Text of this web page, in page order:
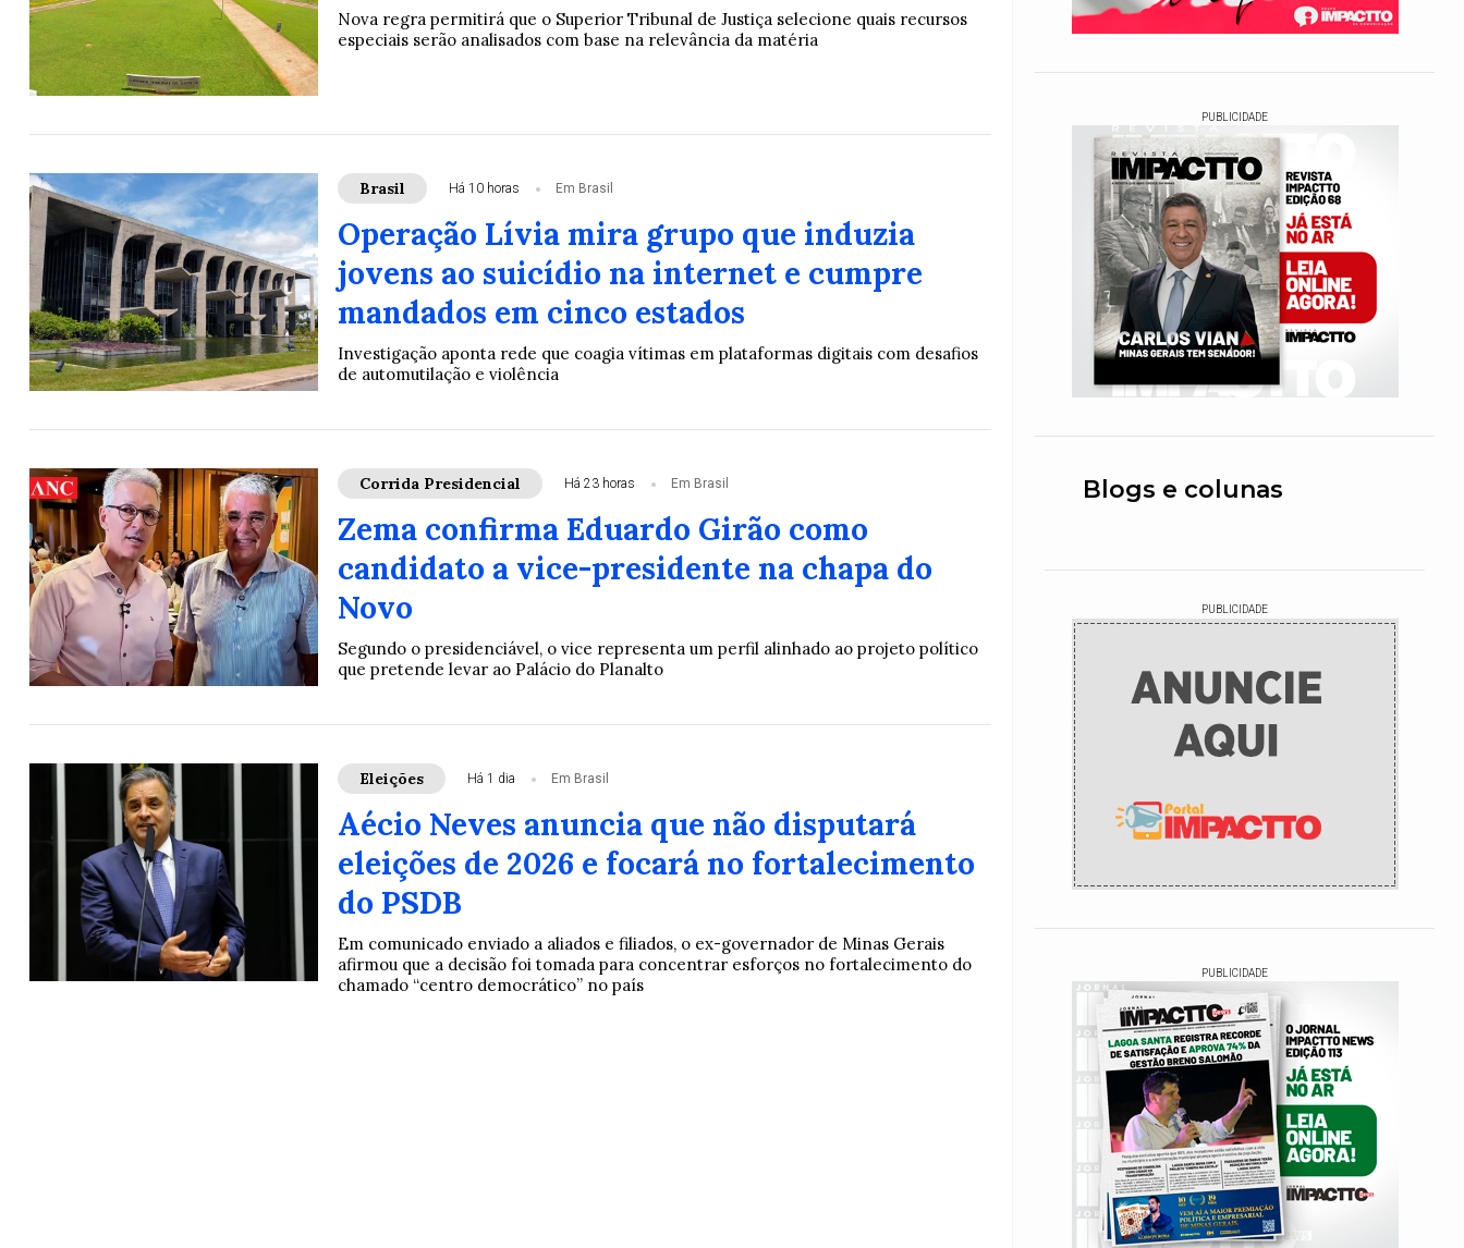
Nova regra permitirá que o Superior Tribunal de Justiça selecione quais recursos
especiais serão analisados com base na relevância da matéria
Brasil Há 10 horas Em Brasil
Operação Lívia mira grupo que induzia
jovens ao suicídio na internet e cumpre
mandados em cinco estados
Investigação aponta rede que coagia vítimas em plataformas digitais com desafios
de automutilação e violência
Corrida Presidencial Há 23 horas Em Brasil
Zema confirma Eduardo Girão como
candidato a vice-presidente na chapa do
Novo
Segundo o presidenciável, o vice representa um perfil alinhado ao projeto político
que pretende levar ao Palácio do Planalto
Eleições Há 1 dia Em Brasil
Aécio Neves anuncia que não disputará
eleições de 2026 e focará no fortalecimento
do PSDB
Em comunicado enviado a aliados e filiados, o ex-governador de Minas Gerais
afirmou que a decisão foi tomada para concentrar esforços no fortalecimento do
chamado “centro democrático” no país
PUBLICIDADE
Blogs e colunas
PUBLICIDADE
PUBLICIDADE